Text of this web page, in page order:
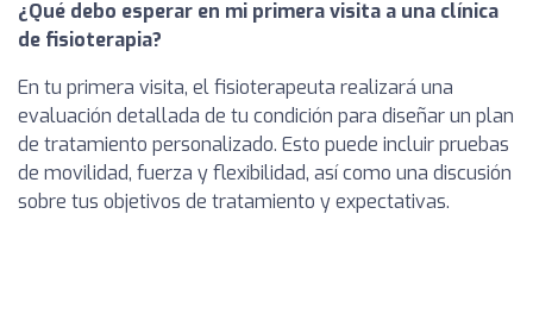
¿Qué debo esperar en mi primera visita a una clínica
de fisioterapia?
En tu primera visita, el fisioterapeuta realizará una
evaluación detallada de tu condición para diseñar un plan
de tratamiento personalizado. Esto puede incluir pruebas
de movilidad, fuerza y flexibilidad, así como una discusión
sobre tus objetivos de tratamiento y expectativas.